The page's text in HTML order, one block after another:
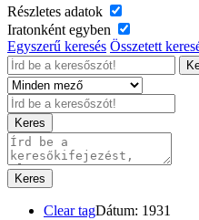
Részletes adatok
Iratonként egyben
Egyszerű keresés Összetett
Keres
Keres
Clear tagDátum: 1931